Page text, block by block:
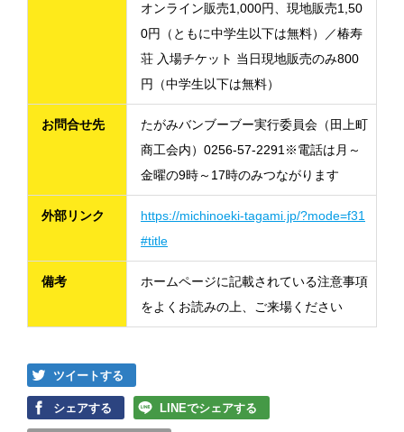
オンライン販売1,000円、現地販売1,50
0円（ともに中学生以下は無料）／椿寿
荘 入場チケット 当日現地販売のみ800
円（中学生以下は無料）
お問合せ先
たがみバンブーブー実行委員会（田上町
商工会内）0256-57-2291※電話は月～
金曜の9時～17時のみつながります
外部リンク
https://michinoeki-tagami.jp/?mode=f31
#title
備考
ホームページに記載されている注意事項
をよくお読みの上、ご来場ください
ツイートする
シェアする LINEでシェアする